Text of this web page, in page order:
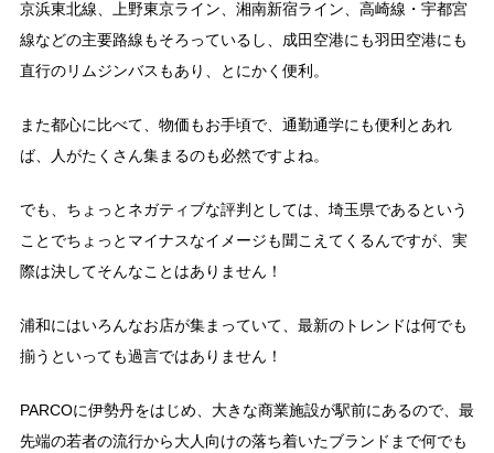
京浜東北線、上野東京ライン、湘南新宿ライン、高崎線・宇都宮
線などの主要路線もそろっているし、成田空港にも羽田空港にも
直行のリムジンバスもあり、とにかく便利。
また都心に比べて、物価もお手頃で、通勤通学にも便利とあれ
ば、人がたくさん集まるのも必然ですよね。
でも、ちょっとネガティブな評判としては、埼玉県であるという
ことでちょっとマイナスなイメージも聞こえてくるんですが、実
際は決してそんなことはありません！
浦和にはいろんなお店が集まっていて、最新のトレンドは何でも
揃うといっても過言ではありません！
PARCOに伊勢丹をはじめ、大きな商業施設が駅前にあるので、最
先端の若者の流行から大人向けの落ち着いたブランドまで何でも